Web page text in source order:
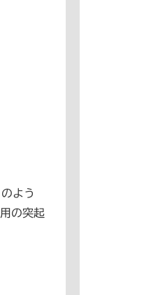
よう
の突起